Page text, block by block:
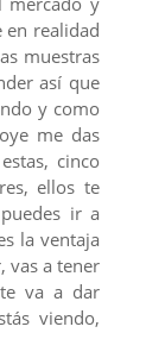
en realidad
muestras
así que
y como
me das
cinco
ellos te
ir a
la ventaja
vas a tener
va a dar
viendo,